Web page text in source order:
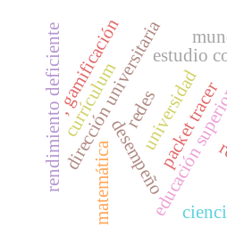
desempeñoeducación
dirección universitariaestudio
packet tracer
redes
rendimiento deficiente matemática
universidad
currículum
, gamificación